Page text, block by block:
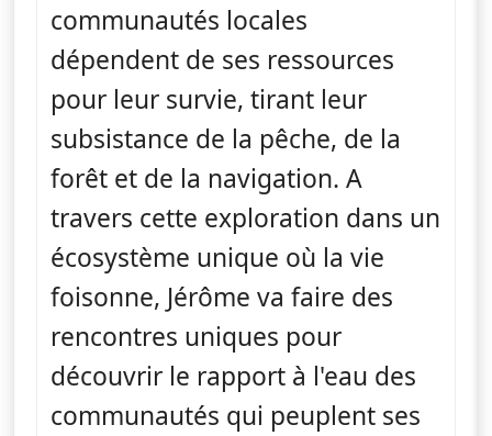
communautés locales
dépendent de ses ressources
pour leur survie, tirant leur
subsistance de la pêche, de la
forêt et de la navigation. A
travers cette exploration dans un
écosystème unique où la vie
foisonne, Jérôme va faire des
rencontres uniques pour
découvrir le rapport à l'eau des
communautés qui peuplent ses